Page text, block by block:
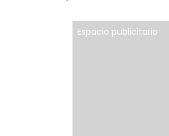
Espacio publicitario